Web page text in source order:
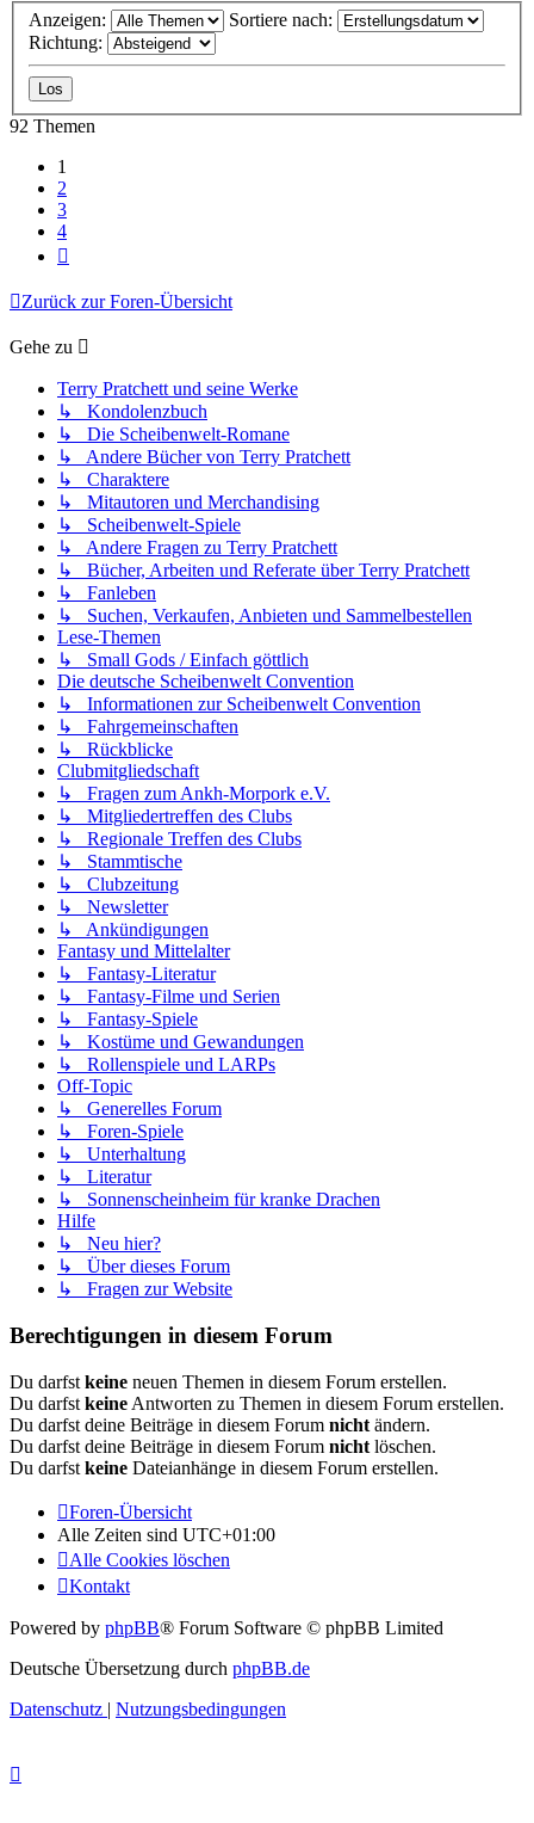
Anzeigen:
Sortiere nach:
Richtung:
92 Themen
1
2
3
4
Zurück zur Foren-Übersicht
Gehe zu
Terry Pratchett und seine Werke
↳ Kondolenzbuch
↳ Die Scheibenwelt-Romane
↳ Andere Bücher von Terry Pratchett
↳ Charaktere
↳ Mitautoren und Merchandising
↳ Scheibenwelt-Spiele
↳ Andere Fragen zu Terry Pratchett
↳ Bücher, Arbeiten und Referate über Terry Pratchett
↳ Fanleben
↳ Suchen, Verkaufen, Anbieten und Sammelbestellen
Lese-Themen
↳ Small Gods / Einfach göttlich
Die deutsche Scheibenwelt Convention
↳ Informationen zur Scheibenwelt Convention
↳ Fahrgemeinschaften
↳ Rückblicke
Clubmitgliedschaft
↳ Fragen zum Ankh-Morpork e.V.
↳ Mitgliedertreffen des Clubs
↳ Regionale Treffen des Clubs
↳ Stammtische
↳ Clubzeitung
↳ Newsletter
↳ Ankündigungen
Fantasy und Mittelalter
↳ Fantasy-Literatur
↳ Fantasy-Filme und Serien
↳ Fantasy-Spiele
↳ Kostüme und Gewandungen
↳ Rollenspiele und LARPs
Off-Topic
↳ Generelles Forum
↳ Foren-Spiele
↳ Unterhaltung
↳ Literatur
↳ Sonnenscheinheim für kranke Drachen
Hilfe
↳ Neu hier?
↳ Über dieses Forum
↳ Fragen zur Website
Berechtigungen in diesem Forum
Du darfst keine neuen Themen in diesem Forum erstellen.
Du darfst keine Antworten zu Themen in diesem Forum erstellen.
Du darfst deine Beiträge in diesem Forum nicht ändern.
Du darfst deine Beiträge in diesem Forum nicht löschen.
Du darfst keine Dateianhänge in diesem Forum erstellen.
Foren-Übersicht
Alle Zeiten sind UTC+01:00
Alle Cookies löschen
Kontakt
Powered by phpBB® Forum Software © phpBB Limited
Deutsche Übersetzung durch phpBB.de
Datenschutz | Nutzungsbedingungen